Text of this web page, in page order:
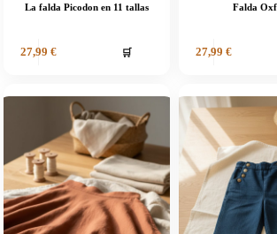
La falda Picodon en 11 tallas
27,99 € 🛒
Falda
27,99 €